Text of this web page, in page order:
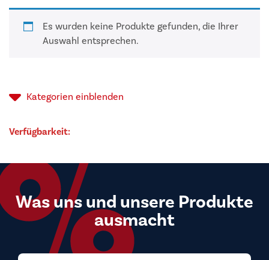
Es wurden keine Produkte gefunden, die Ihrer
Auswahl entsprechen.
Kategorien einblenden
Verfügbarkeit:
Was uns und unsere Produkte
ausmacht